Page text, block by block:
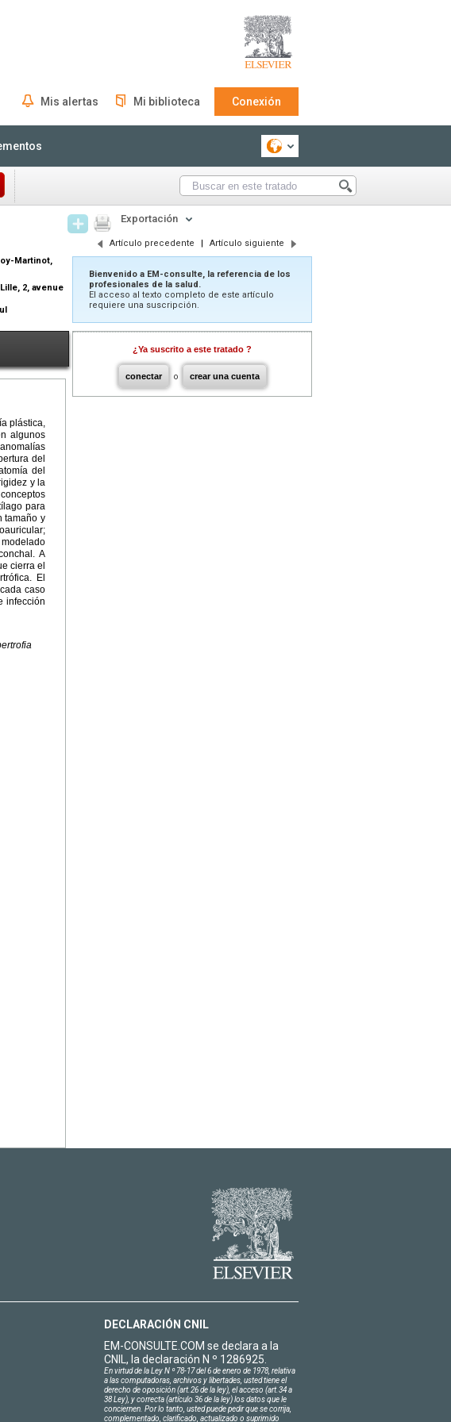
Mis alertas Mi biblioteca Conexión
Martinot,
2, avenue
plástica,
algunos
del
del
y la
para
tamaño y
A
cierra el
El
caso
infección
Exportación
Artículo precedente | Artículo siguiente
Bienvenido a EM-consulte, la referencia de los
profesionales de la salud.
El acceso al texto completo de este artículo
requiere una suscripción.
¿Ya suscrito a este tratado ?
conectar o crear una cuenta
DECLARACIÓN CNIL
EM-CONSULTE.COM se declara a la
CNIL, la declaración N º 1286925.
En virtud de la Ley N º 78-17 del 6 de enero de 1978, relativa
a las computadoras, archivos y libertades, usted tiene el
derecho de oposición (art.26 de la ley), el acceso (art.34 a
38 Ley), y correcta (artículo 36 de la ley) los datos que le
conciernen. Por lo tanto, usted puede pedir que se corrija,
complementado, clarificado, actualizado o suprimido